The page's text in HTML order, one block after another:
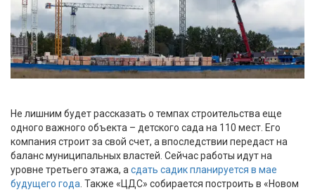
Не лишним будет рассказать о темпах строительства еще
одного важного объекта – детского сада на 110 мест. Его
компания строит за свой счет, а впоследствии передаст на
баланс муниципальных властей. Сейчас работы идут на
уровне третьего этажа, а сдать садик планируется в мае
будущего года . Также «ЦДС» собирается построить в «Новом